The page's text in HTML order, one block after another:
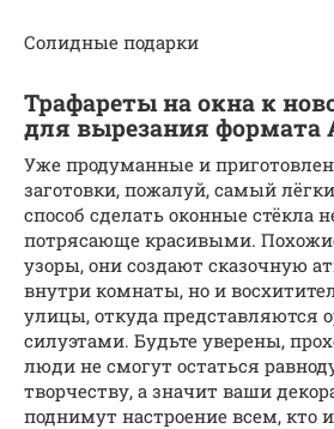
Солидные подарки
Трафареты на окна к
для вырезания формата
Уже продуманные и
заготовки, пожалуй, самый
способ сделать оконные
потрясающе красивыми.
узоры, они создают сказочную
внутри комнаты, но и
улицы, откуда представляются
силуэтами. Будьте уверены,
люди не смогут остаться
творчеству, а значит ваши
поднимут настроение всем, кто